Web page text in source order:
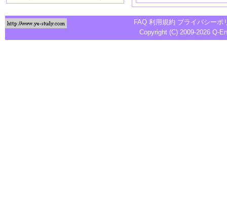
FAQ 利用規約 プライバシーポ
Copyright (C) 2009-2026 Q-